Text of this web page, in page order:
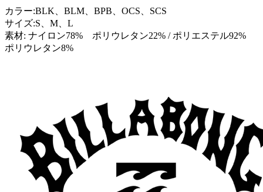
カラー:BLK、BLM、BPB、OCS、SCS
サイズ:S、M、L
素材: ナイロン78% ポリウレタン22% / ポリエステル92%
ポリウレタン8%